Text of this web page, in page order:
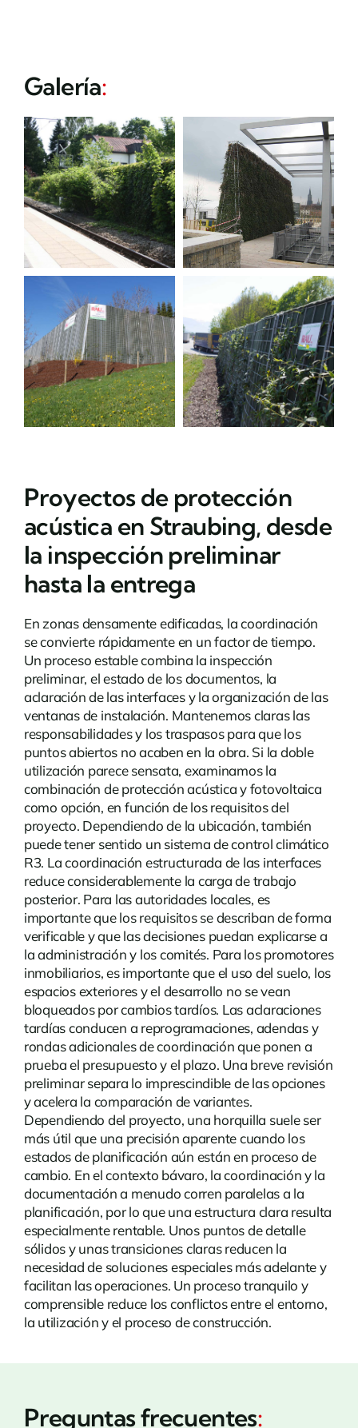
Galería:
Proyectos de protección
acústica en Straubing, desde
la inspección preliminar
hasta la entrega
En zonas densamente edificadas, la coordinación
se convierte rápidamente en un factor de tiempo.
Un proceso estable combina la inspección
preliminar, el estado de los documentos, la
aclaración de las interfaces y la organización de las
ventanas de instalación. Mantenemos claras las
responsabilidades y los traspasos para que los
puntos abiertos no acaben en la obra. Si la doble
utilización parece sensata, examinamos la
combinación de protección acústica y fotovoltaica
como opción, en función de los requisitos del
proyecto. Dependiendo de la ubicación, también
puede tener sentido un sistema de control climático
R3. La coordinación estructurada de las interfaces
reduce considerablemente la carga de trabajo
posterior. Para las autoridades locales, es
importante que los requisitos se describan de forma
verificable y que las decisiones puedan explicarse a
la administración y los comités. Para los promotores
inmobiliarios, es importante que el uso del suelo, los
espacios exteriores y el desarrollo no se vean
bloqueados por cambios tardíos. Las aclaraciones
tardías conducen a reprogramaciones, adendas y
rondas adicionales de coordinación que ponen a
prueba el presupuesto y el plazo. Una breve revisión
preliminar separa lo imprescindible de las opciones
y acelera la comparación de variantes.
Dependiendo del proyecto, una horquilla suele ser
más útil que una precisión aparente cuando los
estados de planificación aún están en proceso de
cambio. En el contexto bávaro, la coordinación y la
documentación a menudo corren paralelas a la
planificación, por lo que una estructura clara resulta
especialmente rentable. Unos puntos de detalle
sólidos y unas transiciones claras reducen la
necesidad de soluciones especiales más adelante y
facilitan las operaciones. Un proceso tranquilo y
comprensible reduce los conflictos entre el entorno,
la utilización y el proceso de construcción.
Preguntas frecuentes: